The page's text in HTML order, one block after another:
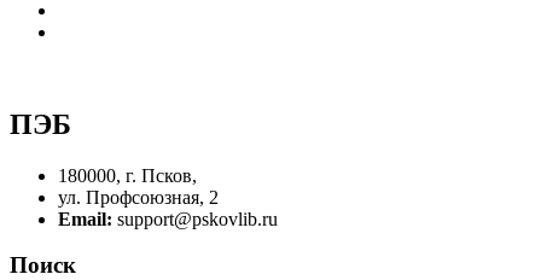
ПЭБ
180000, г. Псков,
ул. Профсоюзная, 2
Email: support@pskovlib.ru
Поиск